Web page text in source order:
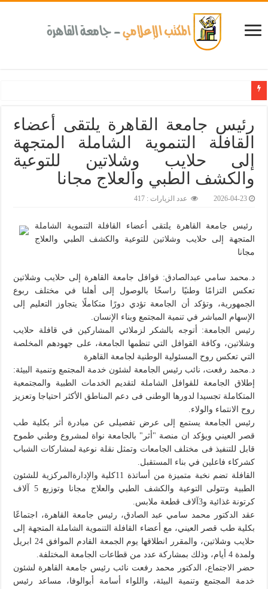
رئيس جامعة القاهرة يلتقى أعضاء
القافلة التنموية الشاملة المتجهة
إلى حلايب وشلاتين للتوعية
والكشف الطبي والعلاج مجانا
2026-04-23 عدد الزيارات : 417
رئيس جامعة القاهرة يلتقى أعضاء القافلة التنموية الشاملة
المتجهة إلى حلايب وشلاتين للتوعية والكشف الطبي والعلاج
مجانا
د.محمد سامي عبدالصادق: قوافل جامعة القاهرة إلى حلايب وشلاتين
تعكس التزامًا وطنيًا راسخًا بالوصول إلى أهلنا في مختلف ربوع
الجمهورية، وتؤكد أن الجامعة تؤدي دورًا متكاملًا يتجاوز التعليم إلى
الإسهام المباشر في تنمية المجتمع وبناء الإنسان.
رئيس الجامعة: أتوجه بالشكر لزملائي المشاركين في قافلة حلايب
وشلاتين، وكافة القوافل التي تنظمها الجامعة، على جهودهم المخلصة
التي تعكس روح المسئولية الوطنية لجامعة القاهرة
د.محمد رفعت، نائب رئيس الجامعة لشئون خدمة المجتمع وتنمية البيئة:
إطلاق الجامعة للقوافل الشاملة لتقديم الخدمات الطبية والمجتمعية
المتكاملة تجسيدا لدورها الوطنى فى دعم المناطق الأكثر احتياجا وتعزيز
روح الانتماء والولاء.
رئيس الجامعة يستمع إلى عرض تفصيلى عن مبادرة أثر بكلية طب
قصر العيني ويؤكد ان منصة "أثر" بالجامعة نواة لمشروع وطني طموح
قابل للتنفيذ فى مختلف الجامعات وتمثل نقلة نوعية لمشاركات الشباب
كشركاء فاعلين في بناء المستقبل.
القافلة تضم نخبة متميزة من أساتذة 11كلية والإدارةالمركزية للشئون
الطبية وتتولى التوعية والكشف الطبي والعلاج مجانا وتوزيع 5 آلاف
كرتونة غذائية و3آلاف قطعة ملابس.
عقد الدكتور محمد سامي عبد الصادق، رئيس جامعة القاهرة، اجتماعًا
بكلية طب قصر العيني، مع أعضاء القافلة التنموية الشاملة المتجهة إلى
حلايب وشلاتين، والمقرر انطلاقها يوم الجمعة القادم الموافق 24 ابريل
ولمدة 4 أيام، وذلك بمشاركة عدد من قطاعات الجامعة المختلفة.
حضر الاجتماع، الدكتور محمد رفعت نائب رئيس جامعة القاهرة لشئون
خدمة المجتمع وتنمية البيئة، واللواء أسامة أبوالوفا، مساعد رئيس